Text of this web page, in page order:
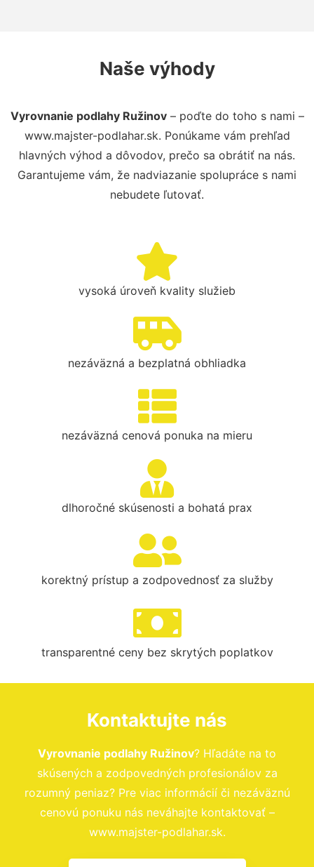
Naše výhody
Vyrovnanie podlahy Ružinov– poďte do toho s nami –
www.majster-podlahar.sk. Ponúkame vám prehľad
hlavných výhod a dôvodov, prečo sa obrátiť na nás.
Garantujeme vám, že nadviazanie spolupráce s nami
nebudete ľutovať.
vysoká úroveň kvality služieb
nezáväzná a bezplatná obhliadka
nezáväzná cenová ponuka na mieru
dlhoročné skúsenosti a bohatá prax
korektný prístup a zodpovednosť za služby
transparentné ceny bez skrytých poplatkov
Kontaktujte nás
Vyrovnanie podlahy Ružinov? Hľadáte na to
skúsených a zodpovedných profesionálov za
rozumný peniaz? Pre viac informácií či nezáväznú
cenovú ponuku nás neváhajte kontaktovať –
www.majster-podlahar.sk.